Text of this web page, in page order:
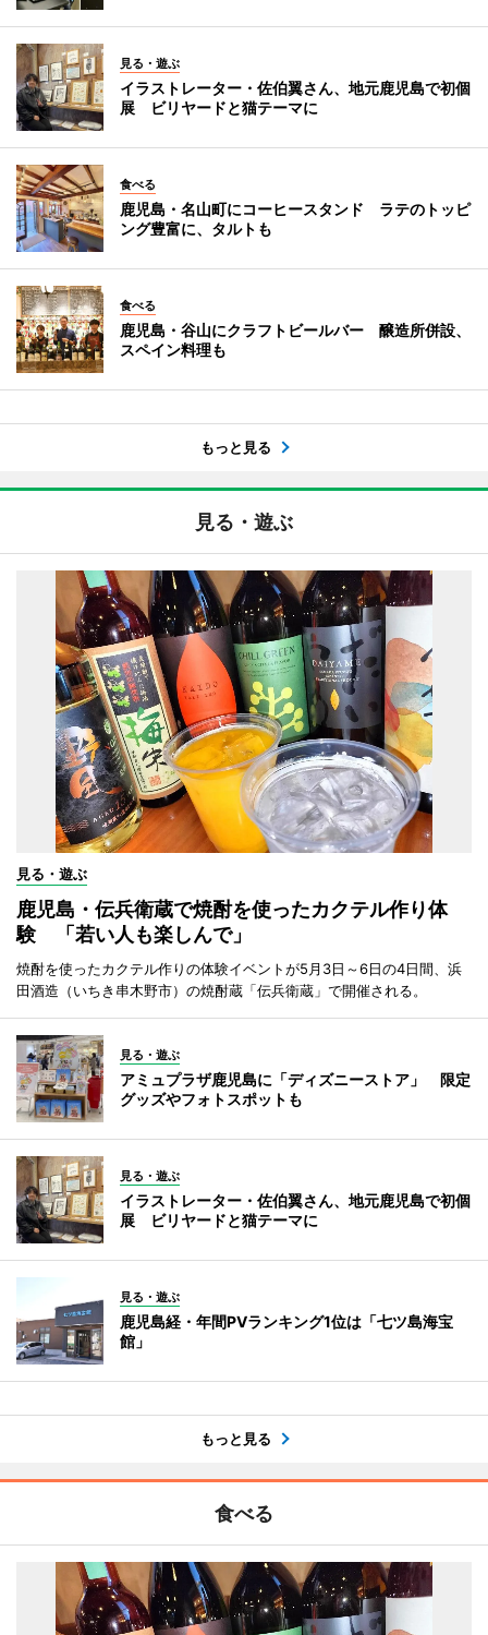
見る・遊ぶ
イラストレーター・佐伯翼さん、地元鹿児島で初個
展 ビリヤードと猫テーマに
食べる
鹿児島・名山町にコーヒースタンド ラテのトッピ
ング豊富に、タルトも
食べる
鹿児島・谷山にクラフトビールバー 醸造所併設、
スペイン料理も
もっと見る
見る・遊ぶ
見る・遊ぶ
鹿児島・伝兵衛蔵で焼酎を使ったカクテル作り体
験 「若い人も楽しんで」
焼酎を使ったカクテル作りの体験イベントが5月3日～6日の4日間、浜
田酒造（いちき串木野市）の焼酎蔵「伝兵衛蔵」で開催される。
見る・遊ぶ
アミュプラザ鹿児島に「ディズニーストア」 限定
グッズやフォトスポットも
見る・遊ぶ
イラストレーター・佐伯翼さん、地元鹿児島で初個
展 ビリヤードと猫テーマに
見る・遊ぶ
鹿児島経・年間PVランキング1位は「七ツ島海宝
館」
もっと見る
食べる